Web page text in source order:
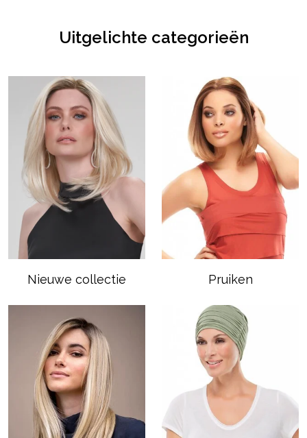
Uitgelichte categorieën
Nieuwe collectie Pruiken